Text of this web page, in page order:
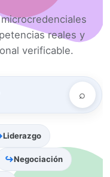
reales y
verificable.
⌕
Liderazgo
Negociación